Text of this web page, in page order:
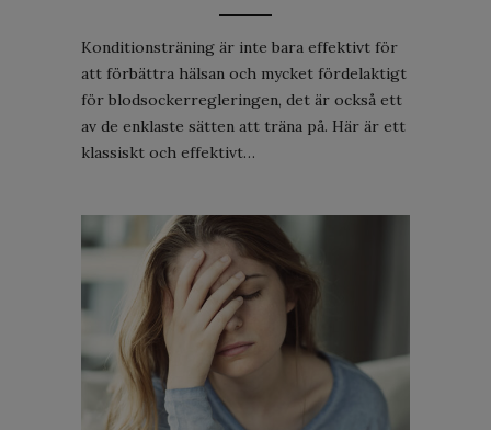
Konditionsträning är inte bara effektivt för
att förbättra hälsan och mycket fördelaktigt
för blodsockerregleringen, det är också ett
av de enklaste sätten att träna på. Här är ett
klassiskt och effektivt…